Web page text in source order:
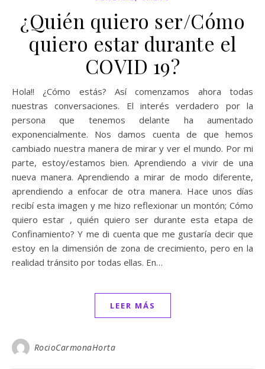
¿Quién quiero ser/Cómo
quiero estar durante el
COVID 19?
Hola!! ¿Cómo estás? Así comenzamos ahora todas
nuestras conversaciones. El interés verdadero por la
persona que tenemos delante ha aumentado
exponencialmente. Nos damos cuenta de que hemos
cambiado nuestra manera de mirar y ver el mundo. Por mi
parte, estoy/estamos bien. Aprendiendo a vivir de una
nueva manera. Aprendiendo a mirar de modo diferente,
aprendiendo a enfocar de otra manera. Hace unos días
recibí esta imagen y me hizo reflexionar un montón; Cómo
quiero estar , quién quiero ser durante esta etapa de
Confinamiento? Y me di cuenta que me gustaría decir que
estoy en la dimensión de zona de crecimiento, pero en la
realidad tránsito por todas ellas. En…
LEER MÁS
RocioCarmonaHorta